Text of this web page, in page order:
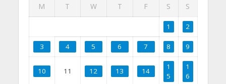
M T W T F S S
1 2
3 4 5 6 7 8 9
10 11 12 13 14
1
5
1
6